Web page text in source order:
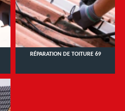
RÉPARATION DE TOITURE 69